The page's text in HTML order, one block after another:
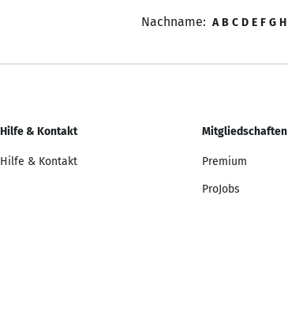
Nachname: A B C D E F G H
Hilfe & Kontakt
Hilfe & Kontakt
Mitgliedschaften
Premium
ProJobs